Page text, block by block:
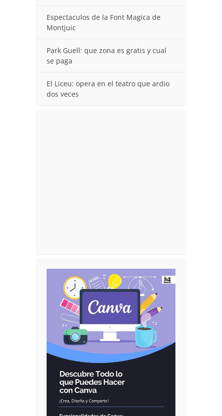
Espectaculos de la Font Magica de
Montjuic
Park Guell: que zona es gratis y cual
se paga
El Liceu: opera en el teatro que ardio
dos veces